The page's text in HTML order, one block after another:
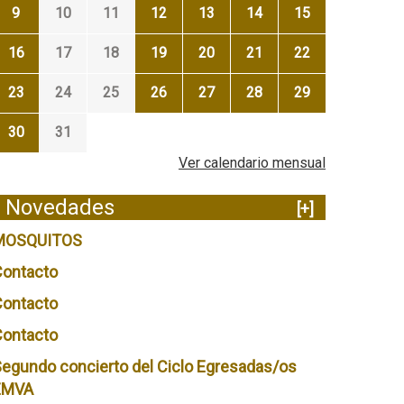
9 10 11 12 13 14 15
16 17 18 19 20 21 22
23 24 25 26 27 28 29
30
31
Ver calendario mensual
Novedades
[+]
concierto del Ciclo Egresadas/os